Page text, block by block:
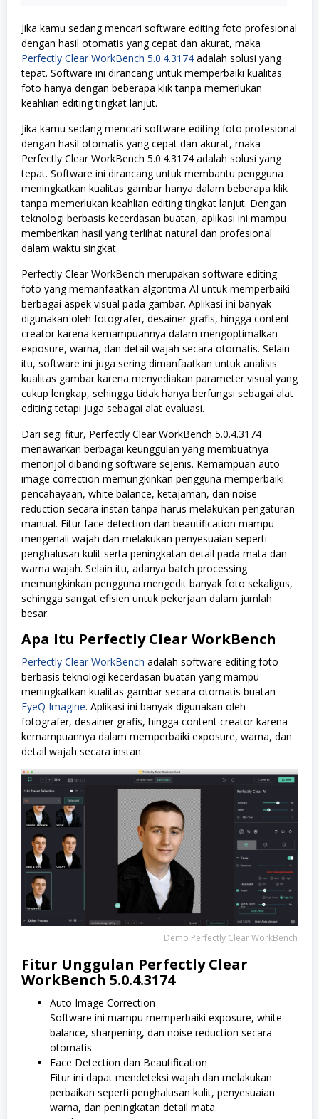
Jika kamu sedang mencari software editing foto profesional
dengan hasil otomatis yang cepat dan akurat, maka
Perfectly Clear WorkBench 5.0.4.3174 adalah solusi yang
tepat. Software ini dirancang untuk memperbaiki kualitas
foto hanya dengan beberapa klik tanpa memerlukan
keahlian editing tingkat lanjut.
Jika kamu sedang mencari software editing foto profesional
dengan hasil otomatis yang cepat dan akurat, maka
Perfectly Clear WorkBench 5.0.4.3174 adalah solusi yang
tepat. Software ini dirancang untuk membantu pengguna
meningkatkan kualitas gambar hanya dalam beberapa klik
tanpa memerlukan keahlian editing tingkat lanjut. Dengan
teknologi berbasis kecerdasan buatan, aplikasi ini mampu
memberikan hasil yang terlihat natural dan profesional
dalam waktu singkat.
Perfectly Clear WorkBench merupakan software editing
foto yang memanfaatkan algoritma AI untuk memperbaiki
berbagai aspek visual pada gambar. Aplikasi ini banyak
digunakan oleh fotografer, desainer grafis, hingga content
creator karena kemampuannya dalam mengoptimalkan
exposure, warna, dan detail wajah secara otomatis. Selain
itu, software ini juga sering dimanfaatkan untuk analisis
kualitas gambar karena menyediakan parameter visual yang
cukup lengkap, sehingga tidak hanya berfungsi sebagai alat
editing tetapi juga sebagai alat evaluasi.
Dari segi fitur, Perfectly Clear WorkBench 5.0.4.3174
menawarkan berbagai keunggulan yang membuatnya
menonjol dibanding software sejenis. Kemampuan auto
image correction memungkinkan pengguna memperbaiki
pencahayaan, white balance, ketajaman, dan noise
reduction secara instan tanpa harus melakukan pengaturan
manual. Fitur face detection dan beautification mampu
mengenali wajah dan melakukan penyesuaian seperti
penghalusan kulit serta peningkatan detail pada mata dan
warna wajah. Selain itu, adanya batch processing
memungkinkan pengguna mengedit banyak foto sekaligus,
sehingga sangat efisien untuk pekerjaan dalam jumlah
besar.
Apa Itu Perfectly Clear WorkBench
Perfectly Clear WorkBench adalah software editing foto
berbasis teknologi kecerdasan buatan yang mampu
meningkatkan kualitas gambar secara otomatis buatan
EyeQ Imagine. Aplikasi ini banyak digunakan oleh
fotografer, desainer grafis, hingga content creator karena
kemampuannya dalam memperbaiki exposure, warna, dan
detail wajah secara instan.
Demo Perfectly Clear WorkBench
Fitur Unggulan Perfectly Clear
WorkBench 5.0.4.3174
Auto Image Correction
Software ini mampu memperbaiki exposure, white
balance, sharpening, dan noise reduction secara
otomatis.
Face Detection dan Beautification
Fitur ini dapat mendeteksi wajah dan melakukan
perbaikan seperti penghalusan kulit, penyesuaian
warna, dan peningkatan detail mata.